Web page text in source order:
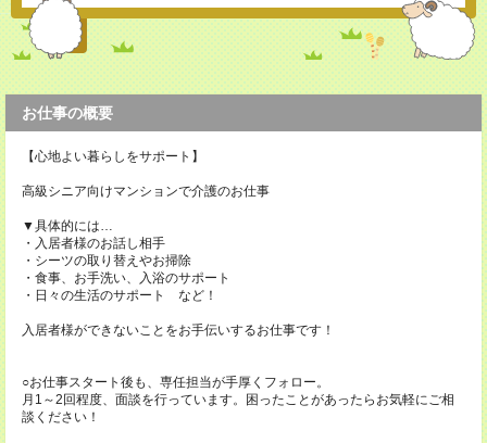
お仕事の概要
【心地よい暮らしをサポート】
高級シニア向けマンションで介護のお仕事
▼具体的には…
・入居者様のお話し相手
・シーツの取り替えやお掃除
・食事、お手洗い、入浴のサポート
・日々の生活のサポート など！
入居者様ができないことをお手伝いするお仕事です！
○お仕事スタート後も、専任担当が手厚くフォロー。
月1～2回程度、面談を行っています。困ったことがあったらお気軽にご相
談ください！